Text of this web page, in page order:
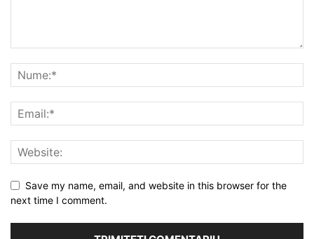
Save my name, email, and website in this browser for the
next time I comment.